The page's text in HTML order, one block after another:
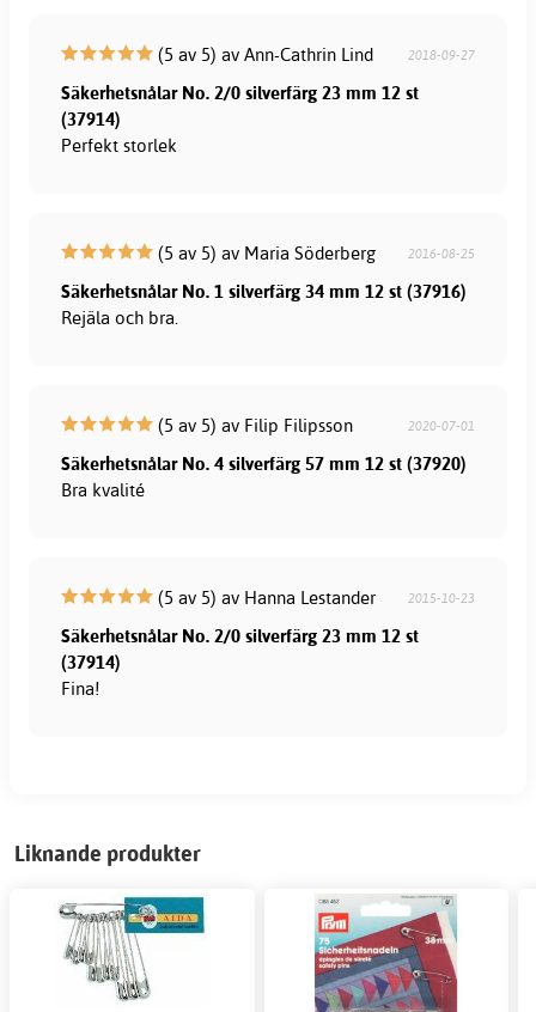
(5 av 5) av Ann-Cathrin Lind 2018-09-27
Säkerhetsnålar No. 2/0 silverfärg 23 mm 12 st
(37914)
Perfekt storlek
(5 av 5) av Maria Söderberg 2016-08-25
Säkerhetsnålar No. 1 silverfärg 34 mm 12 st (37916)
Rejäla och bra.
(5 av 5) av Filip Filipsson 2020-07-01
Säkerhetsnålar No. 4 silverfärg 57 mm 12 st (37920)
Bra kvalité
(5 av 5) av Hanna Lestander 2015-10-23
Säkerhetsnålar No. 2/0 silverfärg 23 mm 12 st
(37914)
Fina!
Liknande produkter